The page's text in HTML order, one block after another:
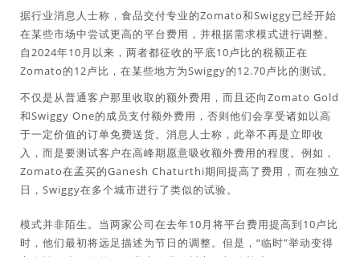
据行业消息人士称，食品交付专业的Zomato和Swiggy已经开始
在某些市场中尝试更高的平台费用，并根据需求模式进行调整。
自2024年10月以来，两者都征收的平底10卢比的税额正在
Zomato的12卢比，在某些地方为Swiggy的12.70卢比的测试。
不仅是从普通客户那里收取的额外费用，而且还向Zomato Gold
和Swiggy One的成员支付额外费用，否则他们会享受诸如以高
于一定价值的订单免费送货。消息人士称，此举不再是立即收
入，而是要测试客户在高峰期愿意吸收额外费用的程度。例如，
Zomato在孟买的Ganesh Chaturthi期间提高了费用，而在独立
日，Swiggy在多个城市进行了类似的试验。
模式并非陌生。当两家公司在去年10月将平台费用提高到10卢比
时，他们最初将远足描述为节日的调整。但是，“临时”举动变得